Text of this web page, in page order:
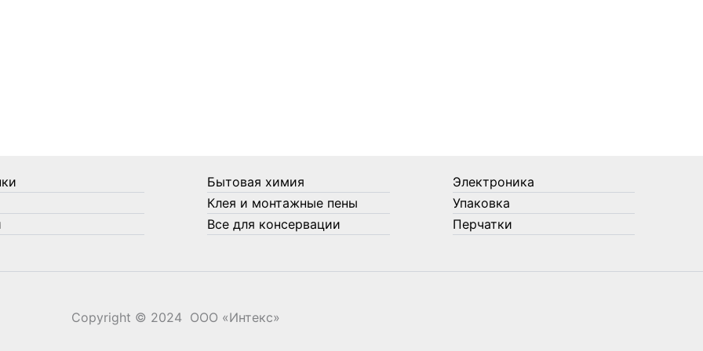
Бытовая химия
Клея и монтажные пены
Все для консервации
Электроника
Упаковка
Перчатки
Copyright © 2024 ООО «‎Интекс»‎